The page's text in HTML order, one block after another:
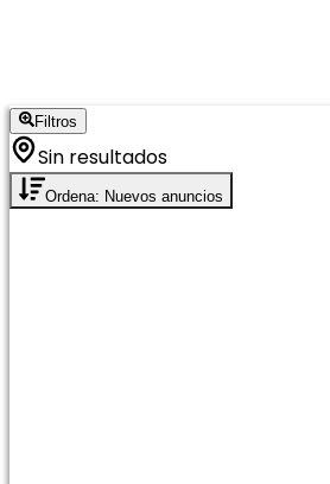
Filtros
Sin resultados
Ordena: Nuevos anuncios